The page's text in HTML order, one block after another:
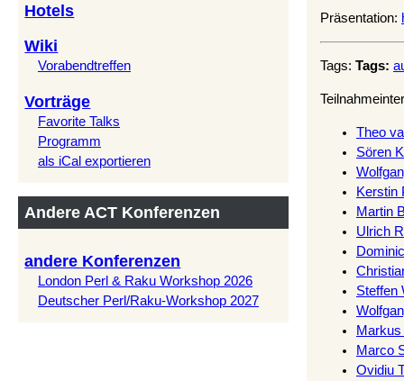
Hotels
Wiki
Vorabendtreffen
Vorträge
Favorite Talks
Programm
als iCal exportieren
Andere ACT Konferenzen
andere Konferenzen
London Perl & Raku Workshop 2026
Deutscher Perl/Raku-Workshop 2027
Präsentation:
Tags: Tags:
Theo
Sören
Kerstin
Martin
Ulrich
Steffen
Markus
Marco
Ovidiu